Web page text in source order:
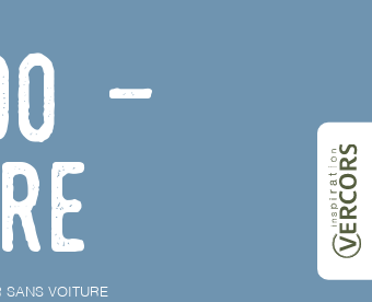
-
SANS VOITURE